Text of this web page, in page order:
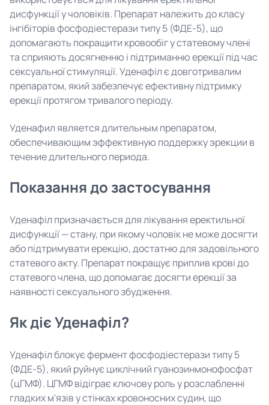
дисфункції у чоловіків. Препарат належить до класу
інгібіторів фосфодіестерази типу 5 (ФДЕ-5), що
допомагають покращити кровообіг у статевому члені
та сприяють досягненню і підтриманню ерекції під час
сексуальної стимуляції. Уденафіл є довготривалим
препаратом, який забезпечує ефективну підтримку
ерекції протягом тривалого періоду.
Уденафил является длительным препаратом,
обеспечивающим эффективную поддержку эрекции в
течение длительного периода.
Показання до застосування
Уденафіл призначається для лікування еректильної
дисфункції — стану, при якому чоловік не може досягти
або підтримувати ерекцію, достатню для задовільного
статевого акту. Препарат покращує приплив крові до
статевого члена, що допомагає досягти ерекції за
наявності сексуального збудження.
Як діє Уденафіл?
Уденафіл блокує фермент фосфодіестерази типу 5
(ФДЕ-5), який руйнує циклічний гуанозинмонофосфат
(цГМФ). ЦГМФ відіграє ключову роль у розслабленні
гладких м'язів у стінках кровоносних судин, що